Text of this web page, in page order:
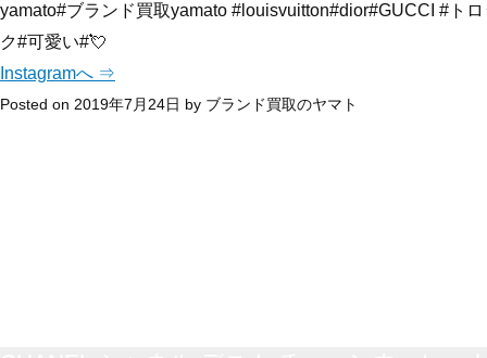
yamato#ブランド買取yamato #louisvuitton#dior#GUCCI #ト
ク#可愛い#💘
Instagramへ ⇒
Posted on 2019年7月24日 by ブランド買取のヤマト